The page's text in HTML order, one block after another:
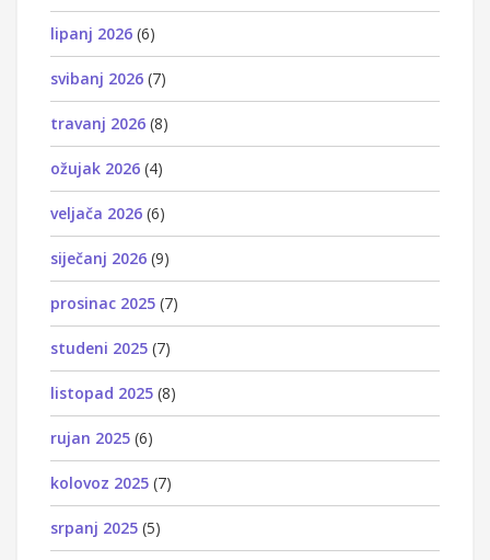
lipanj 2026 (6)
svibanj 2026 (7)
travanj 2026 (8)
ožujak 2026 (4)
veljača 2026 (6)
siječanj 2026 (9)
prosinac 2025 (7)
studeni 2025 (7)
listopad 2025 (8)
rujan 2025 (6)
kolovoz 2025 (7)
srpanj 2025 (5)